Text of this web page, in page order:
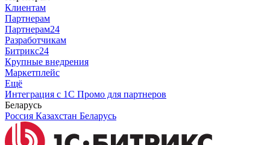
Клиентам
Партнерам
Партнерам24
Разработчикам
Битрикс24
Крупные внедрения
Маркетплейс
Ещё
Интеграция с 1С Промо для партнеров
Беларусь
Россия Казахстан Беларусь